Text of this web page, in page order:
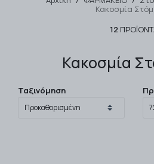
Κακοσμία
12
Κακοσμία
Ταξινόμηση